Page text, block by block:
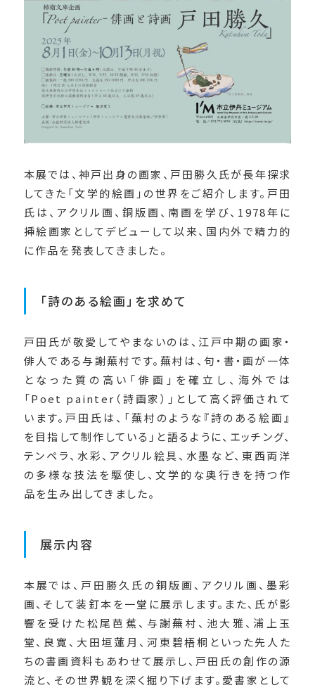
本展では、神戸出身の画家、戸田勝久氏が長年探求
してきた「文学的絵画」の世界をご紹介します。戸田
氏は、アクリル画、銅版画、南画を学び、1978年に
挿絵画家としてデビューして以来、国内外で精力的
に作品を発表してきました。
「詩のある絵画」を求めて
戸田氏が敬愛してやまないのは、江戸中期の画家・
俳人である与謝蕪村です。蕪村は、句・書・画が一体
となった質の高い「俳画」を確立し、海外では
「Poet painter（詩画家）」として高く評価されて
います。戸田氏は、「蕪村のような『詩のある絵画』
を目指して制作している」と語るように、エッチング、
テンペラ、水彩、アクリル絵具、水墨など、東西両洋
の多様な技法を駆使し、文学的な奥行きを持つ作
品を生み出してきました。
展示内容
本展では、戸田勝久氏の銅版画、アクリル画、墨彩
画、そして装釘本を一堂に展示します。また、氏が影
響を受けた松尾芭蕉、与謝蕪村、池大雅、浦上玉
堂、良寛、大田垣蓮月、河東碧梧桐といった先人た
ちの書画資料もあわせて展示し、戸田氏の創作の源
流と、その世界観を深く掘り下げます。愛書家として